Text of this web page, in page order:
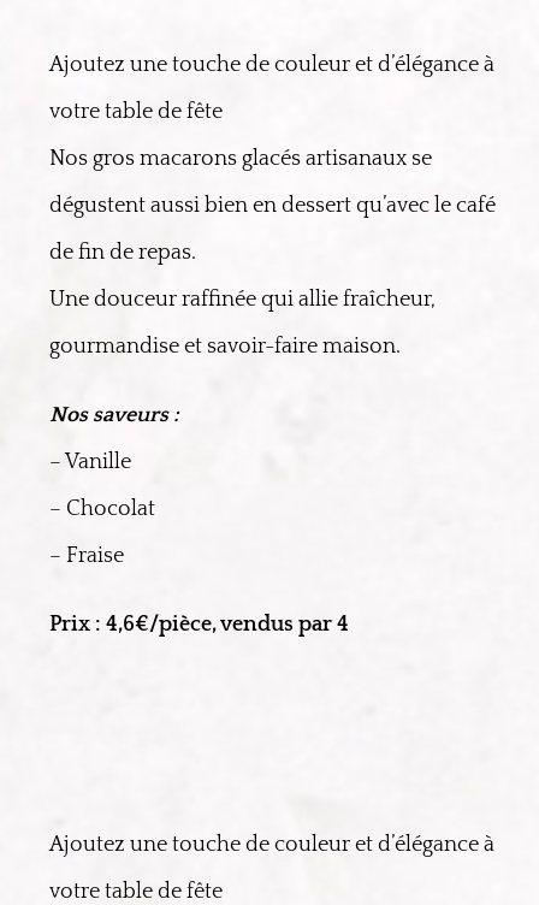
Ajoutez une touche de couleur et d’élégance à
votre table de fête
Nos gros macarons glacés artisanaux se
dégustent aussi bien en dessert qu’avec le café
de fin de repas.
Une douceur raffinée qui allie fraîcheur,
gourmandise et savoir-faire maison.
Nos saveurs :
– Vanille
– Chocolat
– Fraise
Prix : 4,6€/pièce, vendus par 4
Ajoutez une touche de couleur et d’élégance à
votre table de fête